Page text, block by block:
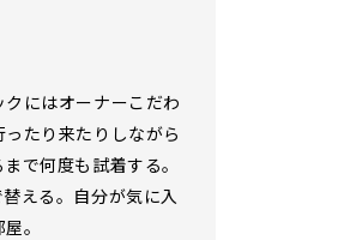
にはオーナーこだわ
たり来たりしながら
で何度も試着する。
える。自分が気に入
。